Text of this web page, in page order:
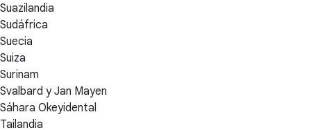
Suazilandia
Sudáfrica
Suecia
Suiza
Surinam
Svalbard y Jan Mayen
Sáhara Okeyidental
Tailandia